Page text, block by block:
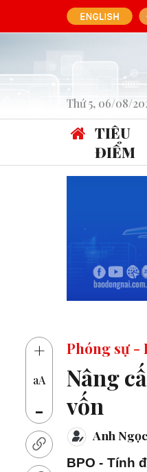
Thứ 5, 06/08/
TIÊU
ĐIỂM
+
aA
-
Phóng sự -
Nâng
vốn
Anh
BPO - Tính